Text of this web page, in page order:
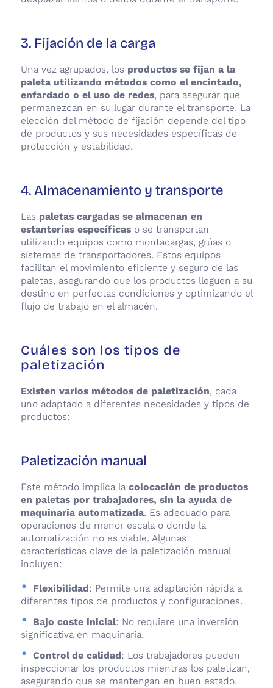
3. Fijación de la carga
Una vez agrupados, los productos se fijan a la
paleta utilizando métodos como el encintado,
enfardado o el uso de redes, para asegurar que
permanezcan en su lugar durante el transporte. La
elección del método de fijación depende del tipo
de productos y sus necesidades específicas de
protección y estabilidad.
4. Almacenamiento y transporte
Las paletas cargadas se almacenan en
estanterías específicaso se transportan
utilizando equipos como montacargas, grúas o
sistemas de transportadores. Estos equipos
facilitan el movimiento eficiente y seguro de las
paletas, asegurando que los productos lleguen a su
destino en perfectas condiciones y optimizando el
flujo de trabajo en el almacén.
Cuáles son los tipos de
paletización
Existen varios métodos de paletización, cada
uno adaptado a diferentes necesidades y tipos de
productos:
Paletización manual
Este método implica la colocación de productos
en paletas por trabajadores, sin la ayuda de
maquinaria automatizada. Es adecuado para
operaciones de menor escala o donde la
automatización no es viable. Algunas
características clave de la paletización manual
incluyen:
Flexibilidad: Permite una adaptación rápida a
diferentes tipos de productos y configuraciones.
Bajo coste inicial: No requiere una inversión
significativa en maquinaria.
Control de calidad: Los trabajadores pueden
inspeccionar los productos mientras los paletizan,
asegurando que se mantengan en buen estado.